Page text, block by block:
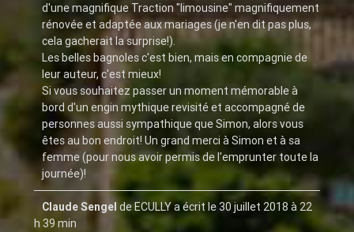
d'une magnifique Traction "limousine" magnifiquement
rénovée et adaptée aux mariages (je n'en dit pas plus,
cela gacherait la surprise!).
Les belles bagnoles c'est bien, mais en compagnie de
leur auteur, c'est mieux!
Si vous souhaitez passer un moment mémorable à
bord d'un engin mythique revisité et accompagné de
personnes aussi sympathique que Simon, alors vous
êtes au bon endroit! Un grand merci à Simon et à sa
femme (pour nous avoir permis de l'emprunter toute la
journée)!
Claude SengeldeECULLYa écrit le30 juillet 2018 à 22
h 39 min